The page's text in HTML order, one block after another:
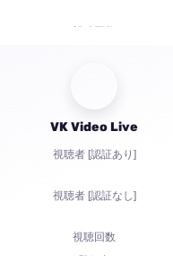
VK Video Live
視聴者 [認証あり]
視聴者 [認証なし]
視聴回数